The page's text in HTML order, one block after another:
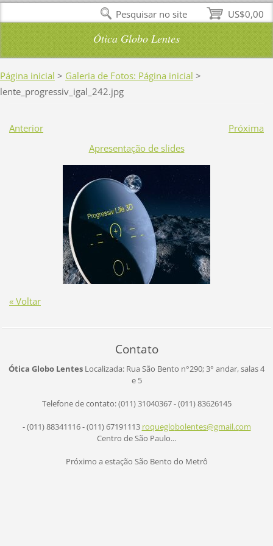
Ótica Globo Lentes
Página inicial > Galeria de Fotos: Página inicial >
lente_progressiv_igal_242.jpg
Anterior
Próxima
Apresentação de slides
« Voltar
Contato
Ótica Globo Lentes Localizada: Rua São Bento n°290;3° andar, salas 4
e 5
Telefone de contato: (011) 31040367 - (011) 83626145
- (011) 88341116 - (011) 67191113 roqueglobolentes@gmail.com
Centro de São Paulo...
Próximo a estação São Bento do Metrô
US$0,00
Pesquisar no site